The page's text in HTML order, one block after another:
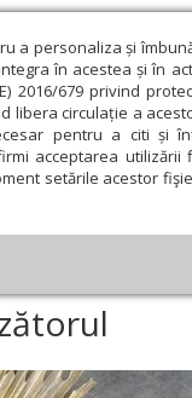
a personaliza și
în acestea și în
2016/679 privind
libera circulație a
pentru a citi și
acceptarea
setările acestor
de Duminică
Educaţie și
Ioan Botezătorul